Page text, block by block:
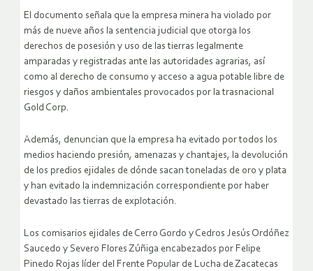
El documento señala que la empresa minera ha violado por
más de nueve años la sentencia judicial que otorga los
derechos de posesión y uso de las tierras legalmente
amparadas y registradas ante las autoridades agrarias, así
como al derecho de consumo y acceso a agua potable libre de
riesgos y daños ambientales provocados por la trasnacional
Gold Corp.
Además, denuncian que la empresa ha evitado por todos los
medios haciendo presión, amenazas y chantajes, la devolución
de los predios ejidales de dónde sacan toneladas de oro y plata
y han evitado la indemnización correspondiente por haber
devastado las tierras de explotación.
Los comisarios ejidales de Cerro Gordo y Cedros Jesús Ordóñez
Saucedo y Severo Flores Zúñiga encabezados por Felipe
Pinedo Rojas líder del Frente Popular de Lucha de Zacatecas